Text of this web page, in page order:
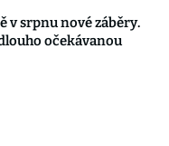
v srpnu nové záběry.
očekávanou